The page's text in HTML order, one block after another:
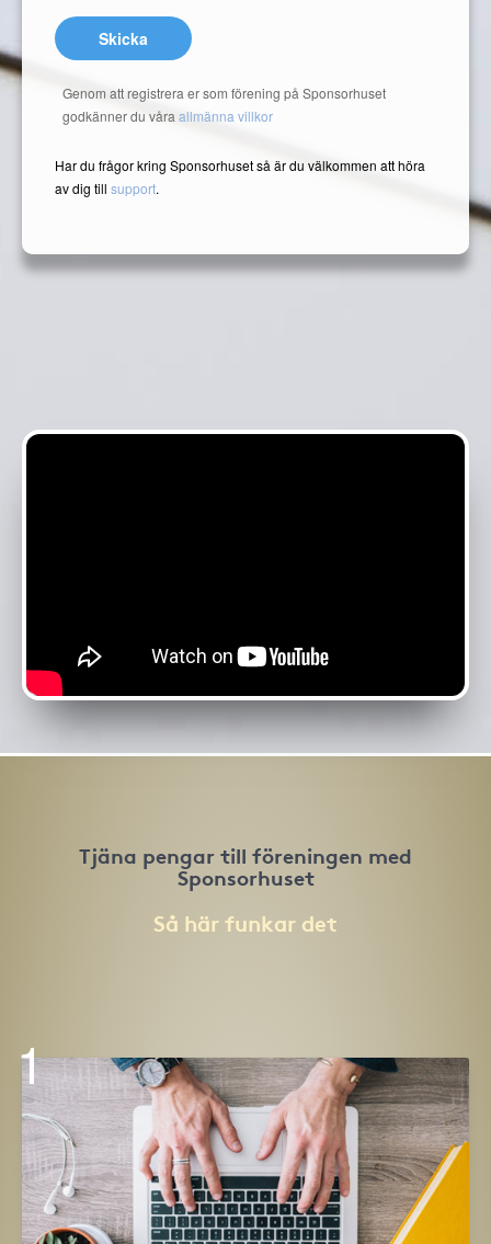
Skicka
Genom att registrera er som förening på Sponsorhuset
godkänner du våra allmänna villkor
Har du frågor kring Sponsorhuset så är du välkommen att höra
av dig till support.
Tjäna pengar till föreningen med
Sponsorhuset
Så här funkar det
1